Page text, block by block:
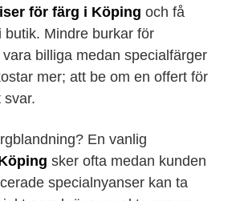
för färg i Köping och få
butik. Mindre burkar för
billiga medan specialfärger
mer; att be om en offert för
svar.
En vanlig
sker ofta medan kunden
specialnyanser kan ta